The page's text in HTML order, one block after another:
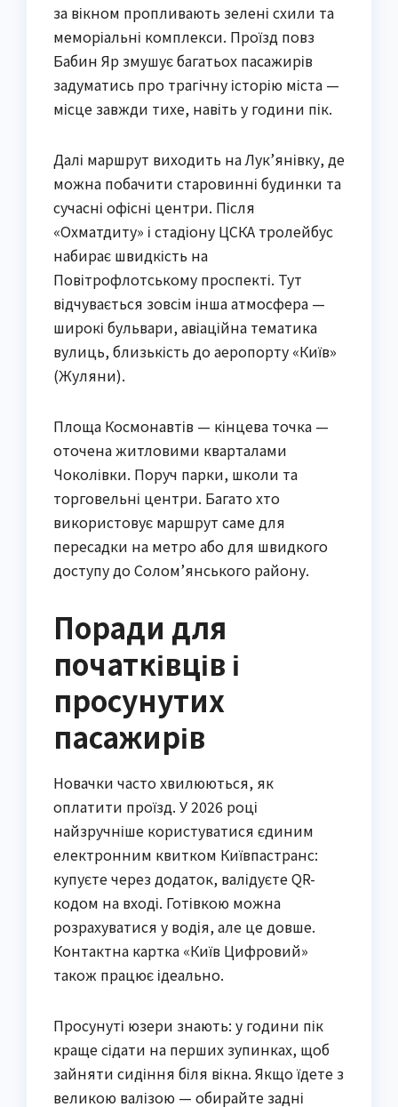
за вікном пропливають зелені схили та
меморіальні комплекси. Проїзд повз
Бабин Яр змушує багатьох пасажирів
задуматись про трагічну історію міста —
місце завжди тихе, навіть у години пік.
Далі маршрут виходить на Лук’янівку, де
можна побачити старовинні будинки та
сучасні офісні центри. Після
«Охматдиту» і стадіону ЦСКА тролейбус
набирає швидкість на
Повітрофлотському проспекті. Тут
відчувається зовсім інша атмосфера —
широкі бульвари, авіаційна тематика
вулиць, близькість до аеропорту «Київ»
(Жуляни).
Площа Космонавтів — кінцева точка —
оточена житловими кварталами
Чоколівки. Поруч парки, школи та
торговельні центри. Багато хто
використовує маршрут саме для
пересадки на метро або для швидкого
доступу до Солом’янського району.
Поради для
початківців і
просунутих
пасажирів
Новачки часто хвилюються, як
оплатити проїзд. У 2026 році
найзручніше користуватися єдиним
електронним квитком Київпастранс:
купуєте через додаток, валідуєте QR-
кодом на вході. Готівкою можна
розрахуватися у водія, але це довше.
Контактна картка «Київ Цифровий»
також працює ідеально.
Просунуті юзери знають: у години пік
краще сідати на перших зупинках, щоб
зайняти сидіння біля вікна. Якщо їдете з
великою валізою — обирайте задні